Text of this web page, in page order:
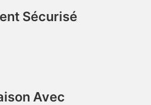
Sécurisé
Avec